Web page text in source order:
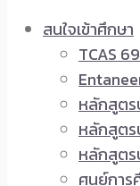
สนใจเข้าศึกษา
TCAS 69
หลักสูต
หลักสูต
หลักสูต
ศูนย์การ